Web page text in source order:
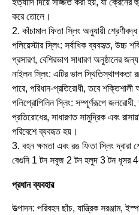
করে তোলে।
2. কাঁচামাল ফিতা স্লিং অনুযায়ী
পলিয়েস্টার স্লিং: সর্বাধিক ব্যবহৃত, উচ্চ
প্রসারণ, বেশিরভাগ সাধারণ অনুষ্ঠানের
নাইলন স্লিং: এটির ভাল স্থিতিস্থাপকতা
পারে, পরিধান-প্রতিরোধী, তবে শক্তিশালী
পলিপ্রোপিলিন স্লিং: সম্পূর্ণরূপে জলরোধী,
প্রতিরোধের, সাধারণত সামুদ্রিক এবং
পরিবেশে ব্যবহৃত হয়।
3. বহন ক্ষমতা এবং রঙ ফিতা স্লিং দ্বারা
বেগুনি 1 টন সবুজ 2 টন হলুদ 3 টন ধূসর
প্রধান ব্যবহার
উত্পাদন: পরিবহন ছাঁচ, যান্ত্রিক সরঞ্জাম,